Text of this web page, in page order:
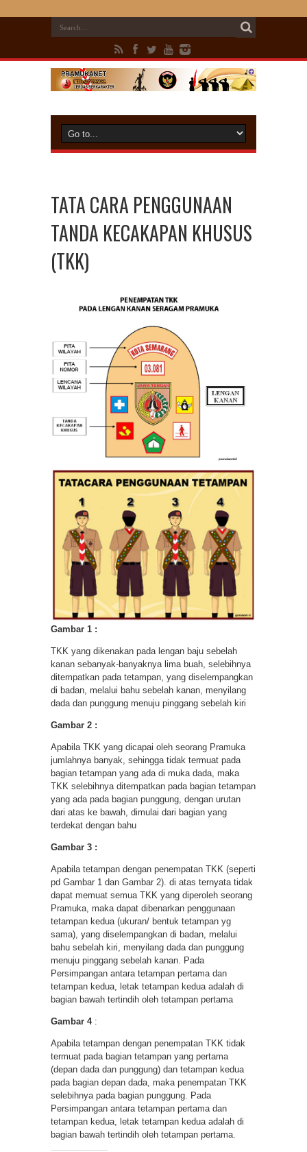
TATA CARA PENGGUNAAN
TANDA KECAKAPAN KHUSUS
(TKK)
Gambar 1 :
TKK yang dikenakan pada lengan baju sebelah
kanan sebanyak-banyaknya lima buah, selebihnya
ditempatkan pada tetampan, yang diselempangkan
di badan, melalui bahu sebelah kanan, menyilang
dada dan punggung menuju pinggang sebelah kiri
Gambar 2 :
Apabila TKK yang dicapai oleh seorang Pramuka
jumlahnya banyak, sehingga tidak termuat pada
bagian tetampan yang ada di muka dada, maka
TKK selebihnya ditempatkan pada bagian tetampan
yang ada pada bagian punggung, dengan urutan
dari atas ke bawah, dimulai dari bagian yang
terdekat dengan bahu
Gambar 3 :
Apabila tetampan dengan penempatan TKK (seperti
pd Gambar 1 dan Gambar 2). di atas ternyata tidak
dapat memuat semua TKK yang diperoleh seorang
Pramuka, maka dapat dibenarkan penggunaan
tetampan kedua (ukuran/ bentuk tetampan yg
sama), yang diselempangkan di badan, melalui
bahu sebelah kiri, menyilang dada dan punggung
menuju pinggang sebelah kanan. Pada
Persimpangan antara tetampan pertama dan
tetampan kedua, letak tetampan kedua adalah di
bagian bawah tertindih oleh tetampan pertama
Gambar 4:
Apabila tetampan dengan penempatan TKK tidak
termuat pada bagian tetampan yang pertama
(depan dada dan punggung) dan tetampan kedua
pada bagian depan dada, maka penempatan TKK
selebihnya pada bagian punggung. Pada
Persimpangan antara tetampan pertama dan
tetampan kedua, letak tetampan kedua adalah di
bagian bawah tertindih oleh tetampan pertama.